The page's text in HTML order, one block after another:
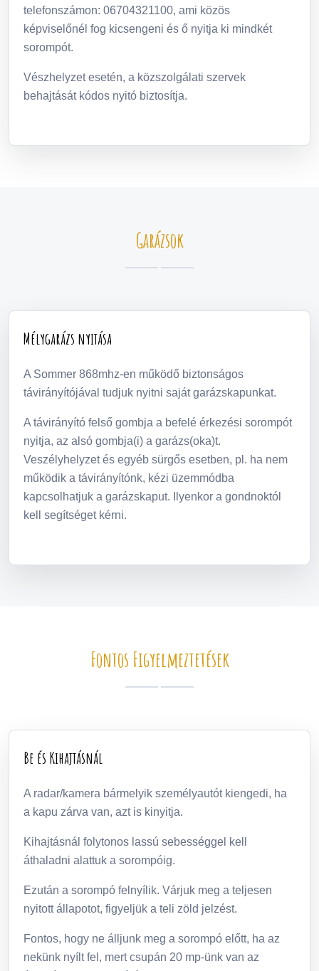
telefonszámon: 06704321100, ami közös
képviselőnél fog kicsengeni és ő nyitja ki mindkét
sorompót.
Vészhelyzet esetén, a közszolgálati szervek
behajtását kódos nyitó biztosítja.
Garázsok
Mélygarázs nyitása
A Sommer 868mhz-en működő biztonságos
távirányítójával tudjuk nyitni saját garázskapunkat.
A távirányító felső gombja a befelé érkezési sorompót
nyitja, az alsó gombja(i) a garázs(oka)t.
Veszélyhelyzet és egyéb sürgős esetben, pl. ha nem
működik a távirányítónk, kézi üzemmódba
kapcsolhatjuk a garázskaput. Ilyenkor a gondnoktól
kell segítséget kérni.
Fontos Figyelmeztetések
Be és Kihajtásnál
A radar/kamera bármelyik személyautót kiengedi, ha
a kapu zárva van, azt is kinyitja.
Kihajtásnál folytonos lassú sebességgel kell
áthaladni alattuk a sorompóig.
Ezután a sorompó felnyílik. Várjuk meg a teljesen
nyitott állapotot, figyeljük a teli zöld jelzést.
Fontos, hogy ne álljunk meg a sorompó előtt, ha az
nekünk nyílt fel, mert csupán 20 mp-ünk van az